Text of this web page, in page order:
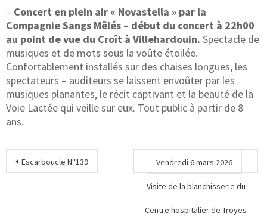
– Concert en plein air « Novastella » par la
Compagnie Sangs Mêlés – début du concert à 22h00
au point de vue du Croît à Villehardouin. Spectacle de
musiques et de mots sous la voûte étoilée.
Confortablement installés sur des chaises longues, les
spectateurs – auditeurs se laissent envoûter par les
musiques planantes, le récit captivant et la beauté de la
Voie Lactée qui veille sur eux. Tout public à partir de 8
ans.
Escarboucle N°139 Vendredi 6 mars 2026
Visite de la blanchisserie du
Centre hospitalier de Troyes